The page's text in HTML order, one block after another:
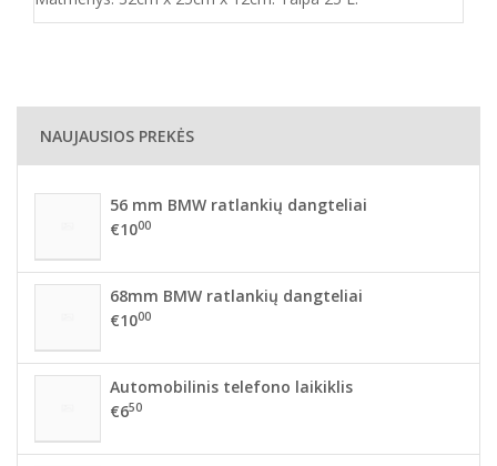
NAUJAUSIOS PREKĖS
56 mm BMW ratlankių dangteliai
€1000
68mm BMW ratlankių dangteliai
€1000
Automobilinis telefono laikiklis
€650